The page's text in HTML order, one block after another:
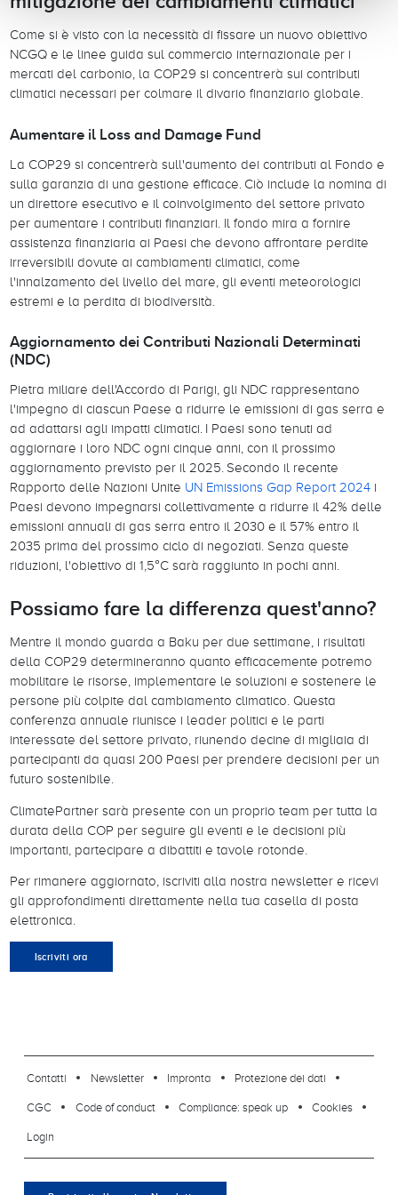
Come si è visto con la necessità di fissare un nuovo obiettivo
NCGQ e le linee guida sul commercio internazionale per i
mercati del carbonio, la COP29 si concentrerà sui contributi
climatici necessari per colmare il divario finanziario globale.
Aumentare il Loss and Damage Fund
La COP29 si concentrerà sull'aumento dei contributi al Fondo e
sulla garanzia di una gestione efficace. Ciò include la nomina di
un direttore esecutivo e il coinvolgimento del settore privato
per aumentare i contributi finanziari. Il fondo mira a fornire
assistenza finanziaria ai Paesi che devono affrontare perdite
irreversibili dovute ai cambiamenti climatici, come
l'innalzamento del livello del mare, gli eventi meteorologici
estremi e la perdita di biodiversità.
Aggiornamento dei Contributi Nazionali Determinati
(NDC)
Pietra miliare dell'Accordo di Parigi, gli NDC rappresentano
l'impegno di ciascun Paese a ridurre le emissioni di gas serra e
ad adattarsi agli impatti climatici. I Paesi sono tenuti ad
aggiornare i loro NDC ogni cinque anni, con il prossimo
aggiornamento previsto per il 2025. Secondo il recente
Rapporto delle Nazioni Unite UN Emissions Gap Report 2024 i
Paesi devono impegnarsi collettivamente a ridurre il 42% delle
emissioni annuali di gas serra entro il 2030 e il 57% entro il
2035 prima del prossimo ciclo di negoziati. Senza queste
riduzioni, l'obiettivo di 1,5°C sarà raggiunto in pochi anni.
Possiamo fare la differenza quest'anno?
Mentre il mondo guarda a Baku per due settimane, i risultati
della COP29 determineranno quanto efficacemente potremo
mobilitare le risorse, implementare le soluzioni e sostenere le
persone più colpite dal cambiamento climatico. Questa
conferenza annuale riunisce i leader politici e le parti
interessate del settore privato, riunendo decine di migliaia di
partecipanti da quasi 200 Paesi per prendere decisioni per un
futuro sostenibile.
ClimatePartner sarà presente con un proprio team per tutta la
durata della COP per seguire gli eventi e le decisioni più
importanti, partecipare a dibattiti e tavole rotonde.
Per rimanere aggiornato, iscriviti alla nostra newsletter e ricevi
gli approfondimenti direttamente nella tua casella di posta
elettronica.
Iscriviti ora
Contatti Newsletter Impronta
Protezione dei dati
CGC
Code of conduct Compliance: speak up
Cookies
Login